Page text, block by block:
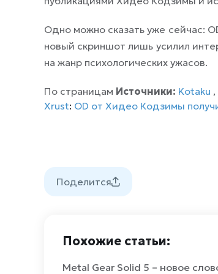
Одно можно сказать уже сейчас:
новый скриншот лишь усилил
на жанр психологических ужасов.
По страницам Источники: Kotaku
Xrust: OD от Хидео Кодзимы
Поделится
Похожие статьи:
Metal Gear Solid 5 – новое